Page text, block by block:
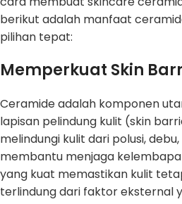
berikut adalah manfaat
pilihan tepat:
Memperkuat Skin
Ceramide adalah komponen
lapisan pelindung kulit (skin
melindungi kulit dari polusi,
membantu menjaga
yang kuat memastikan kulit
terlindung dari faktor eksternal